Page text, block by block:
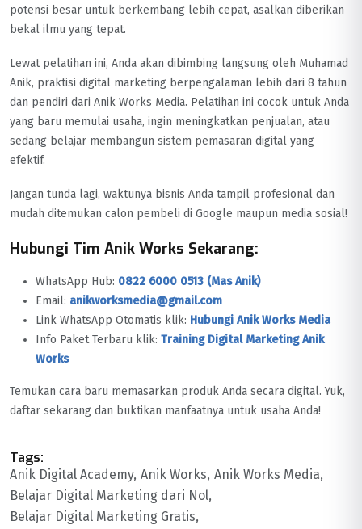
potensi besar untuk berkembang lebih cepat, asalkan diberikan
bekal ilmu yang tepat.
Lewat pelatihan ini, Anda akan dibimbing langsung oleh Muhamad
Anik, praktisi digital marketing berpengalaman lebih dari 8 tahun
dan pendiri dari Anik Works Media. Pelatihan ini cocok untuk Anda
yang baru memulai usaha, ingin meningkatkan penjualan, atau
sedang belajar membangun sistem pemasaran digital yang
efektif.
Jangan tunda lagi, waktunya bisnis Anda tampil profesional dan
mudah ditemukan calon pembeli di Google maupun media sosial!
Hubungi Tim Anik Works Sekarang:
WhatsApp Hub: 0822 6000 0513 (Mas Anik)
Email: anikworksmedia@gmail.com
Link WhatsApp Otomatis klik: Hubungi Anik Works Media
Info Paket Terbaru klik: Training Digital Marketing Anik
Works
Temukan cara baru memasarkan produk Anda secara digital. Yuk,
daftar sekarang dan buktikan manfaatnya untuk usaha Anda!
Tags:
Anik Digital Academy Anik Works Anik Works Media
Belajar Digital Marketing dari Nol
Belajar Digital Marketing Gratis